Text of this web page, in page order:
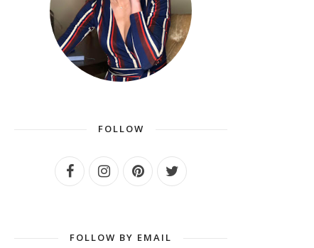
FOLLOW
FOLLOW BY EMAIL